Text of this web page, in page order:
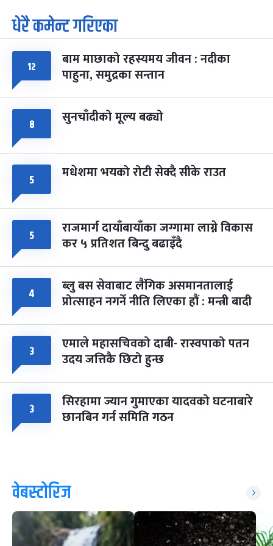
७
आइत
पूर्णिमा व्रत
चैत्र ७, २०८३-Mar 21, 2027
८ फागुपूर्णिमा
चैत्र ८, २०८३-Mar 22, 2027
७ महिना बाँकी
धेरै कमेन्ट गरिएका
१२ बाम माछाको रहस्यमय जीवन : नदीका
पाहुना, समुद्रका सन्तान
८ सुनचाँदीको मूल्य बढ्यो
५ मधेशमा भयको रोटी सेक्दै सीके राउत
५ राजमार्ग दायाँबायाँका जग्गामा लाग्ने विकास
कर ५ प्रतिशत बिन्दु बढाइँदै
४ ब्लु बस सेवाबाट लैंगिक असमानतालाई
प्रोत्साहन नगर्ने नीति लिएका हौं : मन्त्री बादी
३ एमाले महासचिवको दाबी- रास्वपाको पतन
उदय जत्तिकै छिटो हुन्छ
३ सिरहामा ज्यान गुमाएका यादवको घटनाबारे
छानबिन गर्न समिति गठन
वेबस्टोरिज